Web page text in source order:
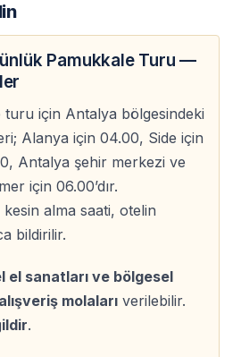
serbest zaman verilir —
olarak keşfetme veya
Aktiviteler
yüzme
kısa alışveriş molası
dönüş yolculuğu başlar —
Pamukkale Turu —
için Antalya bölgesindeki
Alanya için 04.00, Side için
Antalya şehir merkezi ve
için 06.00’dır.
alma saati, otelin
bildirilir.
el sanatları ve bölgesel
molaları verilebilir.
.